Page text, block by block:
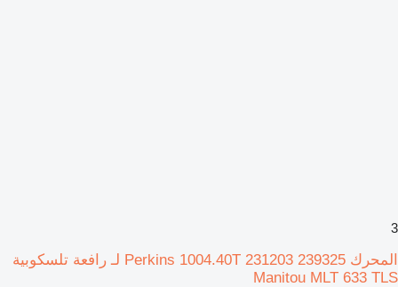
3
المحرك Perkins 1004.40T 231203 239325 لـ رافعة تلسكوبية
Manitou MLT 633 TLS